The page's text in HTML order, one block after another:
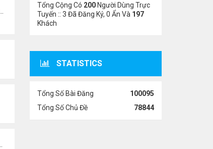
Tổng Cộng Có 200Người Dùng Trực
Tuyến :: 3 Đã Đăng Ký, 0 Ẩn Và 197
Khách
STATISTICS
Tổng Số Bài Đăng
100095
Tổng Số Chủ Đề
78844